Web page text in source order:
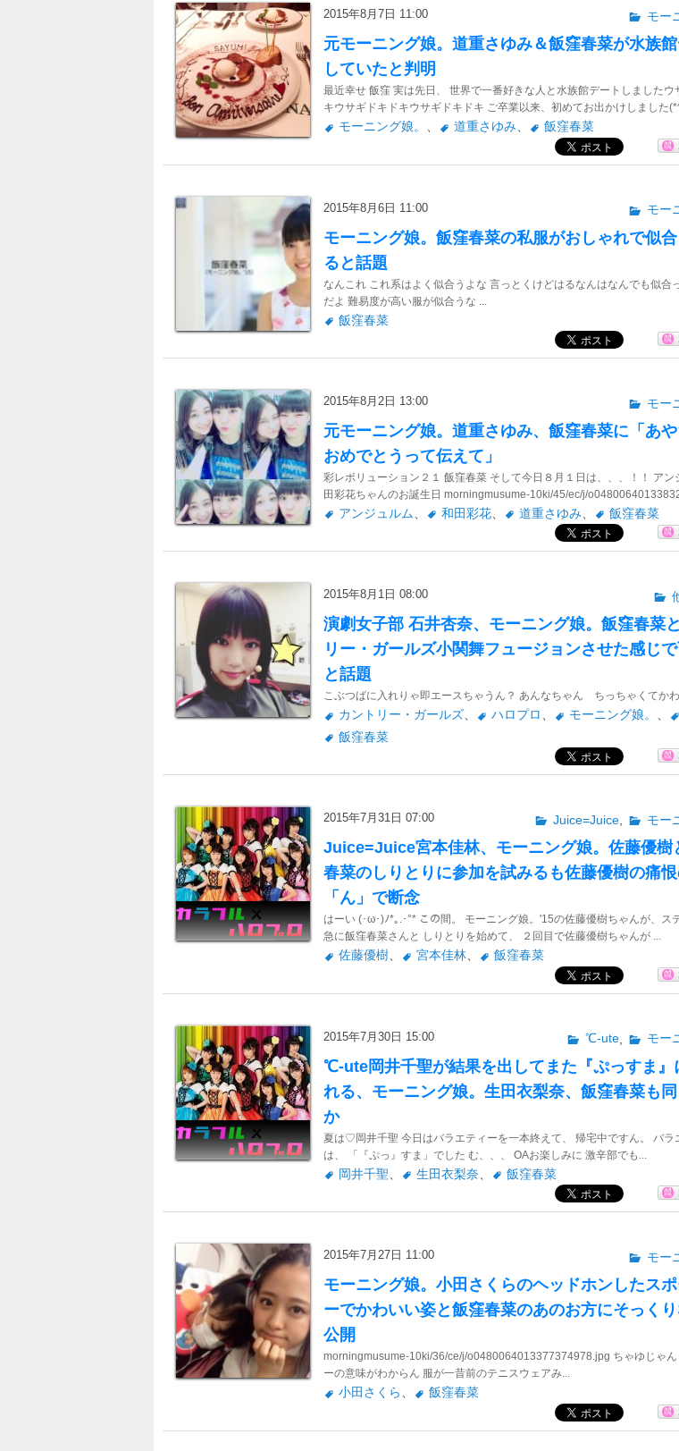
2015年8月7日 11:00 モー
元モーニング娘。道重さゆみ＆飯窪春菜が水族館
していたと判明
最近幸せ 飯窪 実は先日、 世界で一番好きな人と水族館デートしましたウ
キウサギドキドキウサギドキドキ ご卒業以来、初めてお出かけしました
モーニング娘。 、 道重さゆみ、 飯窪春菜
2015年8月6日 11:00 モー
モーニング娘。飯窪春菜の私服がおしゃれで似
ると話題
なんこれ これ系はよく似合うよな 言っとくけどはるなんはなんでも似合
だよ 難易度が高い服が似合うな ...
飯窪春菜
2015年8月2日 13:00 モー
元モーニング娘。道重さゆみ、飯窪春菜に「あ
おめでとうって伝えて」
彩レボリューション２１ 飯窪春菜 そして今日８月１日は、、、！！ アン
田彩花ちゃんのお誕生日 morningmusume-10ki/45/ec/j/
アンジュルム 和田彩花 道重さゆみ 飯窪春菜
2015年8月1日 08:00
演劇女子部 石井杏奈、モーニング娘。飯窪春菜
リー・ガールズ小関舞フュージョンさせた感じ
と話題
こぶつばに入れりゃ即エースちゃうん？ あんなちゃん ちっちゃくてかわ
カントリー・ガールズ、 ハロプロ 、 モーニング娘。 、
飯窪春菜
2015年7月31日 07:00 Juice=Juice モー
Juice=Juice宮本佳林、モーニング娘。佐藤優樹
春菜のしりとりに参加を試みるも佐藤優樹の痛
「ん」で断念
はーい (･ω･)ﾉ*｡.･°* この間。 モーニング娘。'15の佐藤優樹ちゃんが、ス
急に飯窪春菜さんと しりとりを始めて、 ２回目で佐藤優樹ちゃんが ...
佐藤優樹、 宮本佳林、 飯窪春菜
2015年7月30日 15:00 ℃-ute モー
℃-ute岡井千聖が結果を出してまた『ぷっすま』
れる、モーニング娘。生田衣梨奈、飯窪春菜も
か
夏は♡岡井千聖 今日はバラエティーを一本終えて、 帰宅中ですん。 バラ
は、 「『ぷっ』すま」でした む、、、 OAお楽しみに 激辛部でも...
岡井千聖 生田衣梨奈 飯窪春菜
2015年7月27日 11:00 モー
モーニング娘。小田さくらのヘッドホンしたス
ーでかわいい姿と飯窪春菜のあのお方にそっく
公開
morningmusume-10ki/36/ce/j/o0480064013377374978.jpg ちゃゆじゃん
ーの意味がわからん 服が一昔前のテニスウェアみ...
小田さくら 、 飯窪春菜